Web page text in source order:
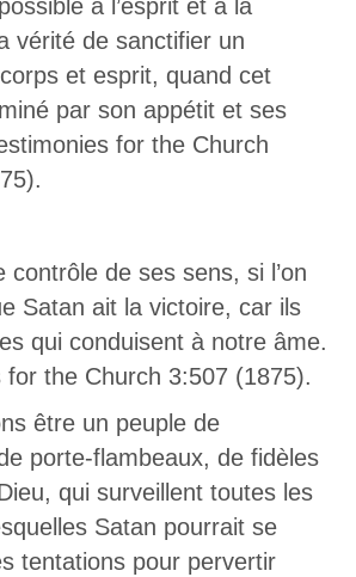
à l’esprit et à la
vérité de sanctifier un
et esprit, quand cet
par son appétit et ses
for the Church
contrôle de ses sens, si l’on
Satan ait la victoire, car ils
qui conduisent à notre âme.
the Church 3:507 (1875).
être un peuple de
porte-flambeaux, de fidèles
qui surveillent toutes les
Satan pourrait se
tentations pour pervertir